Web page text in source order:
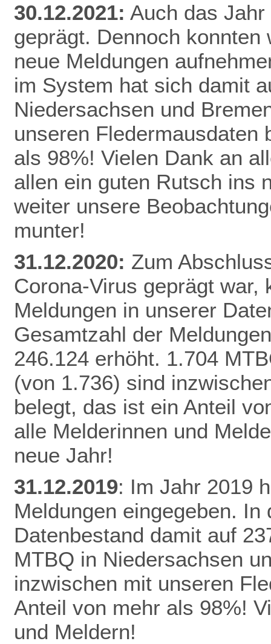
30.12.2021: Auch das
geprägt. Dennoch
neue Meldungen
im System hat sich damit
Niedersachsen und
unseren Fledermausdaten
als 98%! Vielen Dank an
allen ein guten Rutsch ins
weiter unsere
munter!
31.12.2020: Zum
Corona-Virus geprägt war,
Meldungen in unserer
Gesamtzahl der
246.124 erhöht. 1.704
(von 1.736) sind
belegt, das ist ein Anteil
alle Melderinnen und
neue Jahr!
31.12.2019: Im Jahr 2019
Meldungen eingegeben.
Datenbestand damit auf
MTBQ in Niedersachsen
inzwischen mit unseren
Anteil von mehr als 98%!
und Meldern!